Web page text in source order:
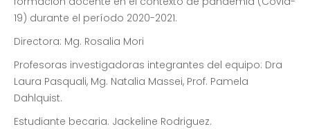
19) durante el período 2020-2021.
Directora: Mg. Rosalia Mori
Profesoras investigadoras integrantes del equipo: Dra
Laura Pasquali, Mg. Natalia Massei, Prof. Pamela
Dahlquist.
Estudiante becaria. Jackeline Rodriguez.